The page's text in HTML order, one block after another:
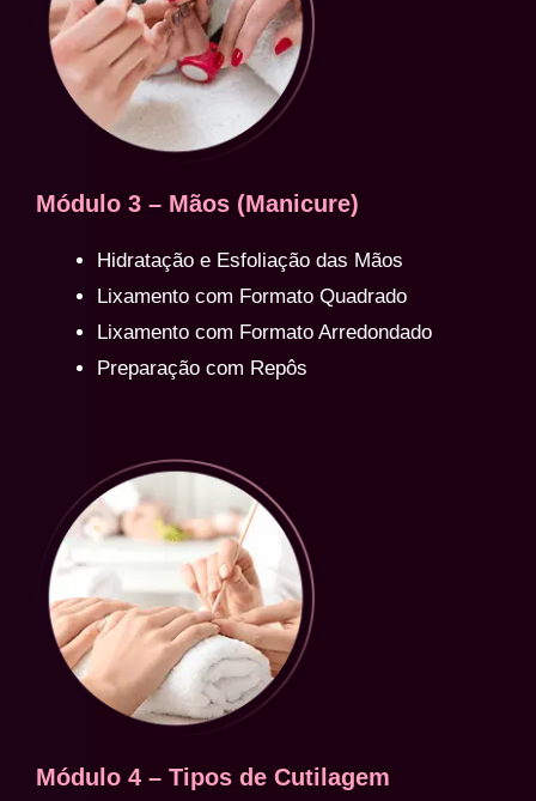
Módulo 3 – Mãos (Manicure)
Hidratação e Esfoliação das Mãos
Lixamento com Formato Quadrado
Lixamento com Formato Arredondado
Preparação com Repôs
Módulo 4 – Tipos de Cutilagem